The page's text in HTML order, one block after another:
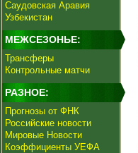
Саудовская Аравия
Узбекистан
МЕЖСЕЗОНЬЕ:
Трансферы
Контрольные матчи
РАЗНОЕ:
Прогнозы от ФНК
Российские новости
Мировые Новости
Коэффициенты УЕФА